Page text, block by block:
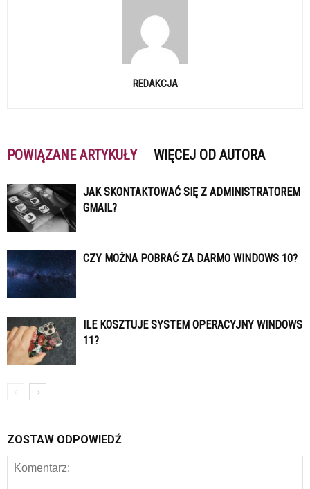
REDAKCJA
POWIĄZANE ARTYKUŁY WIĘCEJ OD AUTORA
JAK SKONTAKTOWAĆ SIĘ Z ADMINISTRATOREM
GMAIL?
CZY MOŻNA POBRAĆ ZA DARMO WINDOWS 10?
ILE KOSZTUJE SYSTEM OPERACYJNY WINDOWS
11?
ZOSTAW ODPOWIEDŹ